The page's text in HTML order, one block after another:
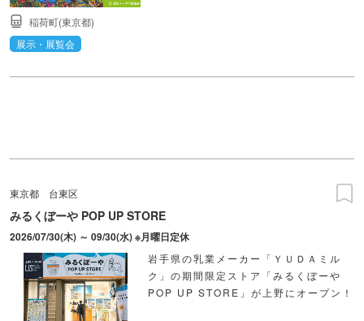
稲荷町(東京都)
展示・展覧会
東京都 台東区
みるくぼーや POP UP STORE
2026/07/30(木) ～ 09/30(水) ※月曜日定休
岩手県の乳業メーカー「ＹＵＤＡミル
ク」の期間限定ストア「みるくぼーや
POP UP STORE」が上野にオープン！